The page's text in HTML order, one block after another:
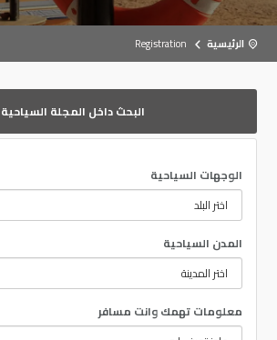
الرئيسية Registration
البحث داخل المجلة السياحية
الوجهات السياحية
المدن السياحية
معلومات تهمك وانت مسافر